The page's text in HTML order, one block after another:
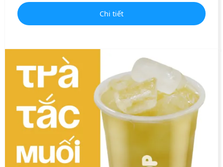
Chi tiết